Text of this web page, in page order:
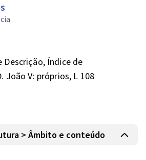
Índice de
João V: próprios, L 108
> Âmbito e conteúdo